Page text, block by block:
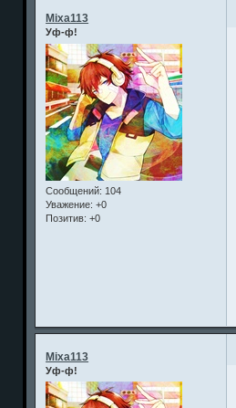
Mixa113
Уф-ф!
Сообщений: 104
Уважение: +0
Позитив: +0
Mixa113
Уф-ф!